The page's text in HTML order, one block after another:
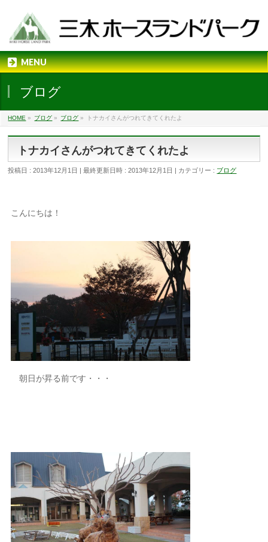
MENU
ブログ
HOME » ブログ » ブログ » トナカイさんがつれてきてくれたよ
トナカイさんがつれてきてくれたよ
投稿日 : 2013年12月1日 最終更新日時 : 2013年12月1日 カテゴリー : ブログ
こんにちは！
朝日が昇る前です・・・